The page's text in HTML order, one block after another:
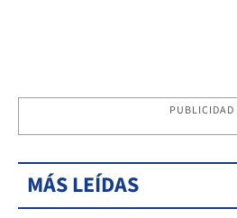
PUBLICIDAD
MÁS LEÍDAS